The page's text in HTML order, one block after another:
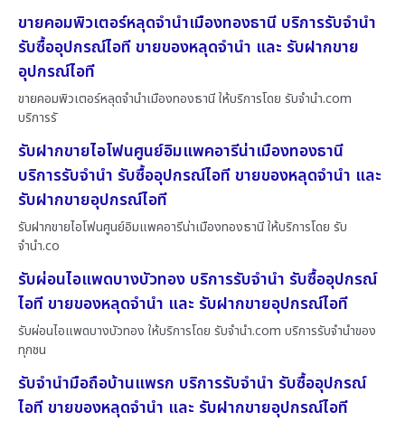
ขายคอมพิวเตอร์หลุดจำนำเมืองทองธานี บริการรับจำนำ
รับซื้ออุปกรณ์ไอที ขายของหลุดจำนำ และ รับฝากขาย
อุปกรณ์ไอที
ขายคอมพิวเตอร์หลุดจำนำเมืองทองธานี ให้บริการโดย รับจํานํา.com
บริการรั
รับฝากขายไอโฟนศูนย์อิมแพคอารีน่าเมืองทองธานี
บริการรับจำนำ รับซื้ออุปกรณ์ไอที ขายของหลุดจำนำ และ
รับฝากขายอุปกรณ์ไอที
รับฝากขายไอโฟนศูนย์อิมแพคอารีน่าเมืองทองธานี ให้บริการโดย รับ
จํานํา.co
รับผ่อนไอแพดบางบัวทอง บริการรับจำนำ รับซื้ออุปกรณ์
ไอที ขายของหลุดจำนำ และ รับฝากขายอุปกรณ์ไอที
รับผ่อนไอแพดบางบัวทอง ให้บริการโดย รับจํานํา.com บริการรับจำนำของ
ทุกชน
รับจำนำมือถือบ้านแพรก บริการรับจำนำ รับซื้ออุปกรณ์
ไอที ขายของหลุดจำนำ และ รับฝากขายอุปกรณ์ไอที